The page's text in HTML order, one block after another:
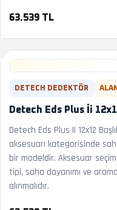
63.539 TL
DETECH DEDEKTÖR
Detech Eds Plus İi
Detech Eds Plus II 12x12
aksesuarı kategorisinde
bir modeldir. Aksesuar
tipi, saha dayanımı ve
alınmalıdır.